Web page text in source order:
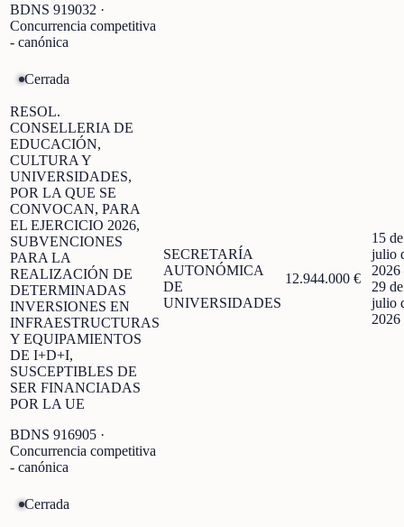
BDNS 919032 ·
Concurrencia competitiva
- canónica
Cerrada
RESOL.
CONSELLERIA DE
EDUCACIÓN,
CULTURA Y
UNIVERSIDADES,
POR LA QUE SE
CONVOCAN, PARA
EL EJERCICIO 2026,
SUBVENCIONES
PARA LA
REALIZACIÓN DE
DETERMINADAS
INVERSIONES EN
INFRAESTRUCTURAS
Y EQUIPAMIENTOS
DE I+D+I,
SUSCEPTIBLES DE
SER FINANCIADAS
POR LA UE
BDNS 916905 ·
Concurrencia competitiva
- canónica
SECRETARÍA
AUTONÓMICA
DE
UNIVERSIDADES
12.944.000 €
15 de
julio
2026
29 de
julio
2026
Cerrada